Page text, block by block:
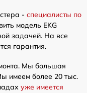
- специалисты по
модель EKG
задачей. На все
гарантия.
Мы большая
имеем более 20 тыс.
уже имеется